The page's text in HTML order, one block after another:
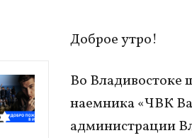
Доброе утро!
Во Владивостоке
наемника «ЧВК
администрации